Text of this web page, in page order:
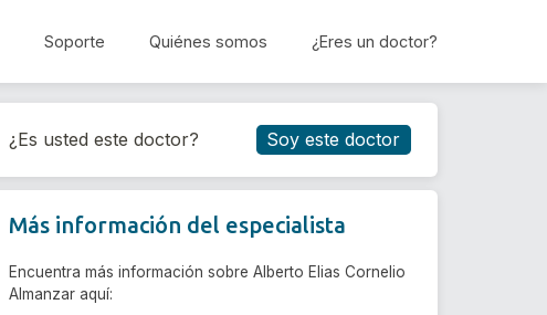
Soporte Quiénes somos ¿Eres un doctor?
Reservar cita
¿Es usted este doctor? Soy este doctor
Más información del especialista
Encuentra más información sobre Alberto Elias Cornelio
Almanzar aquí: